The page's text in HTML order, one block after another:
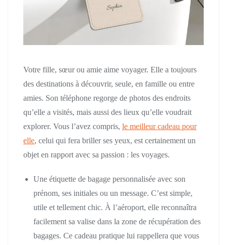
Votre fille, sœur ou amie aime voyager. Elle a toujours
des destinations à découvrir, seule, en famille ou entre
amies. Son téléphone regorge de photos des endroits
qu’elle a visités, mais aussi des lieux qu’elle voudrait
explorer. Vous l’avez compris, le meilleur cadeau pour
elle, celui qui fera briller ses yeux, est certainement un
objet en rapport avec sa passion : les voyages.
Une étiquette de bagage personnalisée avec son
prénom, ses initiales ou un message. C’est simple,
utile et tellement chic. À l’aéroport, elle reconnaîtra
facilement sa valise dans la zone de récupération des
bagages. Ce cadeau pratique lui rappellera que vous